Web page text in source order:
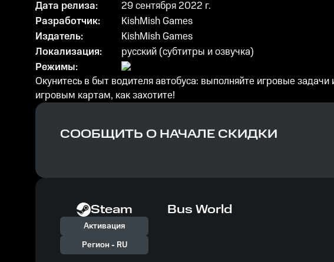
Дата релиза:
29 сентября 2022 г.
Разработчик:
KishMish Games
Издатель:
KishMish Games
Локализация:
русский (субтитры и озвучка)
Режимы:
Окунитесь в быт водителя автобуса: выполняйте игровые
игровым картам, как захотите!
СООБЩИТЬ О НАЧАЛЕ СКИДКИ
Steam
Активация
Регион - RU
Bus World